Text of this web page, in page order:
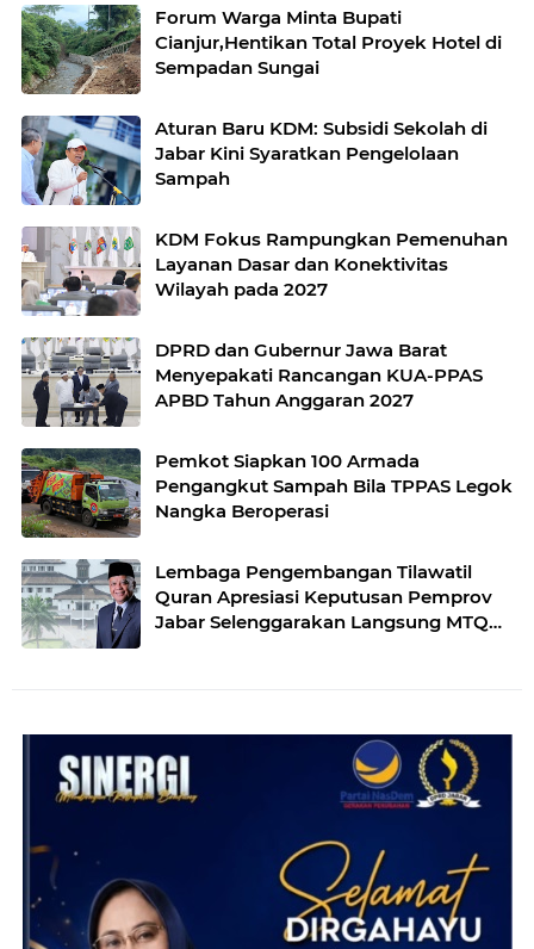
Forum Warga Minta Bupati
Cianjur,Hentikan Total Proyek Hotel di
Sempadan Sungai
Aturan Baru KDM: Subsidi Sekolah di
Jabar Kini Syaratkan Pengelolaan
Sampah
KDM Fokus Rampungkan Pemenuhan
Layanan Dasar dan Konektivitas
Wilayah pada 2027
DPRD dan Gubernur Jawa Barat
Menyepakati Rancangan KUA-PPAS
APBD Tahun Anggaran 2027
Pemkot Siapkan 100 Armada
Pengangkut Sampah Bila TPPAS Legok
Nangka Beroperasi
Lembaga Pengembangan Tilawatil
Quran Apresiasi Keputusan Pemprov
Jabar Selenggarakan Langsung MTQ